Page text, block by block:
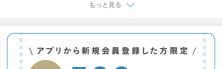
もっと見る